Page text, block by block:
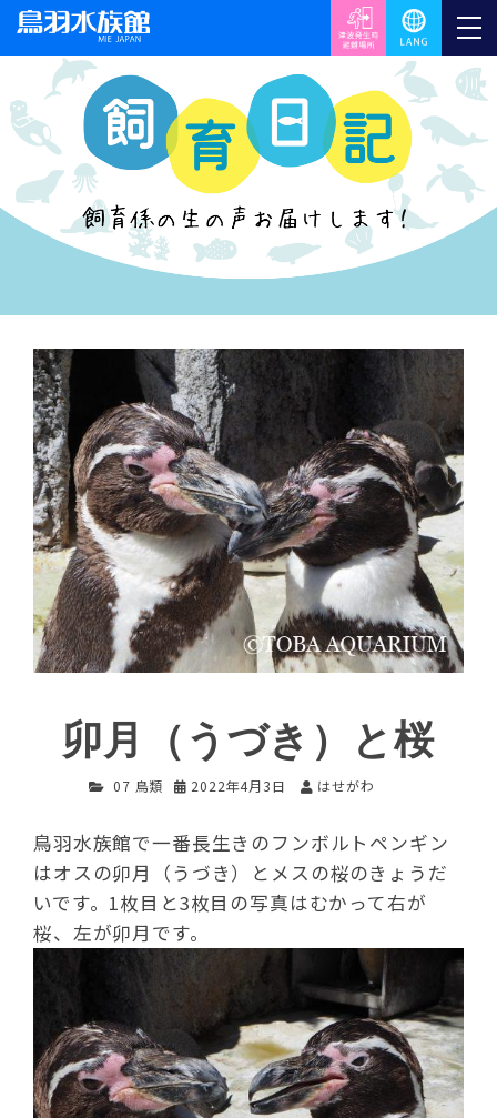
卯月（うづき）と桜
07 鳥類 2022年4月3日 はせがわ
鳥羽水族館で一番長生きのフンボルトペンギン
はオスの卯月（うづき）とメスの桜のきょうだ
いです。1枚目と3枚目の写真はむかって右が
桜、左が卯月です。